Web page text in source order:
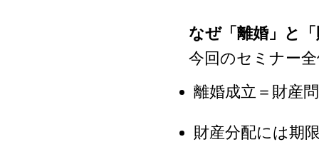
なぜ「離婚」と
今回のセミナー
離婚成立＝財産
財産分配には期